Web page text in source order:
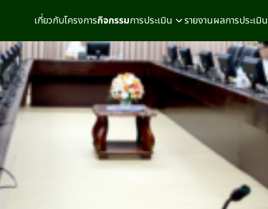
เกี่ยวกับโครงการกิจกรรมการประเมิน รายงานผลการประเมิน